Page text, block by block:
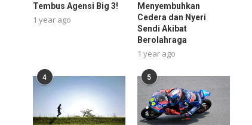
Tembus Agensi Big 3!
1 year ago
Menyembuhkan
Cedera dan Nyeri
Sendi Akibat
Berolahraga
1 year ago
4 5